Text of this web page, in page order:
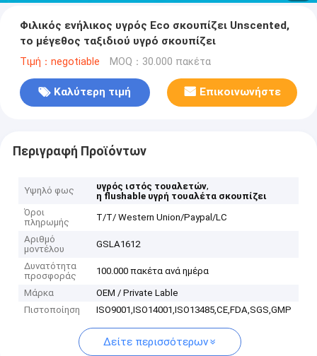
Φιλικός ενήλικος υγρός Eco σκουπίζει Unscented,
το μέγεθος ταξιδιού υγρό σκουπίζει
Τιμή：negotiable MOQ：30.000 πακέτα
Καλύτερη τιμή Επικοινωνήστε
Περιγραφή Προϊόντων
Υψηλό φως υγρός ιστός τουαλετών,
η flushable υγρή τουαλέτα σκουπίζει
Όροι
πληρωμής
T/T/ Western Union/Paypal/LC
Αριθμό
μοντέλου
GSLA1612
Δυνατότητα
προσφοράς
100.000 πακέτα ανά ημέρα
Μάρκα
OEM / Private Lable
Πιστοποίηση
ISO9001,ISO14001,ISO13485,CE,FDA,SGS,GMP
Δείτε περισσότερων